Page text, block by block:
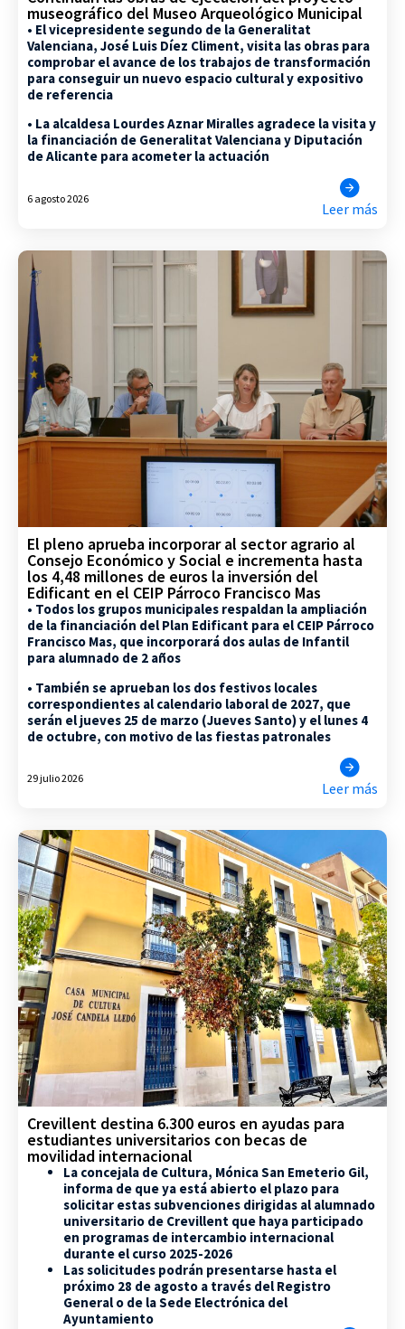
museográfico del Museo Arqueológico Municipal
• El vicepresidente segundo de la Generalitat
Valenciana, José Luis Díez Climent, visita las obras para
comprobar el avance de los trabajos de transformación
para conseguir un nuevo espacio cultural y expositivo
de referencia
• La alcaldesa Lourdes Aznar Miralles agradece la visita y
la financiación de Generalitat Valenciana y Diputación
de Alicante para acometer la actuación
6 agosto 2026
Leer más
El pleno aprueba incorporar al sector agrario al
Consejo Económico y Social e incrementa hasta
los 4,48 millones de euros la inversión del
Edificant en el CEIP Párroco Francisco Mas
• Todos los grupos municipales respaldan la ampliación
de la financiación del Plan Edificant para el CEIP Párroco
Francisco Mas, que incorporará dos aulas de Infantil
para alumnado de 2 años
• También se aprueban los dos festivos locales
correspondientes al calendario laboral de 2027, que
serán el jueves 25 de marzo (Jueves Santo) y el lunes 4
de octubre, con motivo de las fiestas patronales
29 julio 2026
Leer más
Crevillent destina 6.300 euros en ayudas para
estudiantes universitarios con becas de
movilidad internacional
La concejala de Cultura, Mónica San Emeterio Gil,
informa de que ya está abierto el plazo para
solicitar estas subvenciones dirigidas al alumnado
universitario de Crevillent que haya participado
en programas de intercambio internacional
durante el curso 2025-2026
Las solicitudes podrán presentarse hasta el
próximo 28 de agosto a través del Registro
General o de la Sede Electrónica del
Ayuntamiento